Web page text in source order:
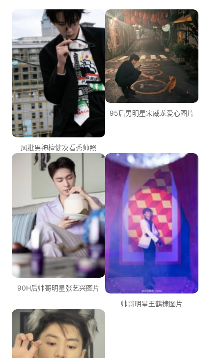
风批男神檀健次看秀帅照
95后男明星宋威龙爱心图片
90H后帅哥明星张艺兴图片
帅哥明星王鹤棣图片